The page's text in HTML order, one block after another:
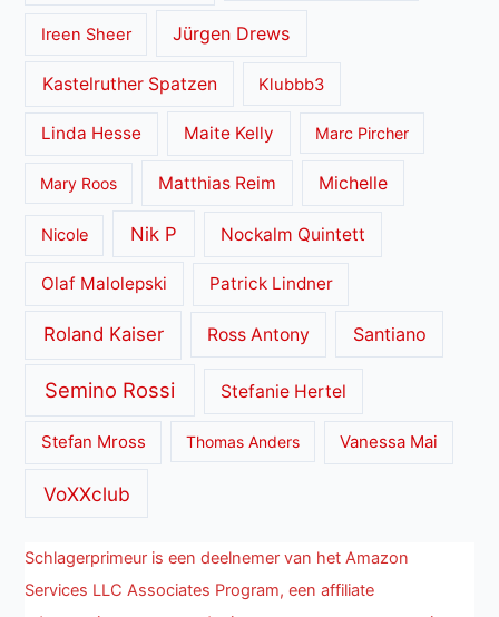
Ireen Sheer Jürgen Drews
Kastelruther Spatzen Klubbb3
Linda Hesse Maite Kelly Marc Pircher
Mary Roos Matthias Reim Michelle
Nicole Nik P Nockalm Quintett
Olaf Malolepski Patrick Lindner
Roland Kaiser Ross Antony Santiano
Semino Rossi Stefanie Hertel
Stefan Mross Thomas Anders Vanessa Mai
VoXXclub
Schlagerprimeur is een deelnemer van het Amazon
Services LLC Associates Program, een affiliate